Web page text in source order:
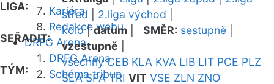
Kariéra
Redakce webu
DRFG Arena
DRFG Arena
Schéma tribun
LIGA:
střed
2.liga východ
SEŘADIT:
kolo|datum SMĚR: sestupně
vzestupně
TÝM:
všechny CEB KLA KVA LIB LIT PCE PLZ
SLA SPA TRI VIT VSE ZLN ZNO